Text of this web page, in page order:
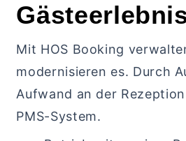
Mit HOS Booking
modernisieren es. Durch
Aufwand an der
PMS-System.